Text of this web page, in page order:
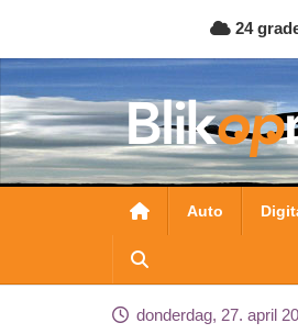
naar
de
inhoud
gaan
24
Hoofdnavigatie
Auto
donderdag, 27. april